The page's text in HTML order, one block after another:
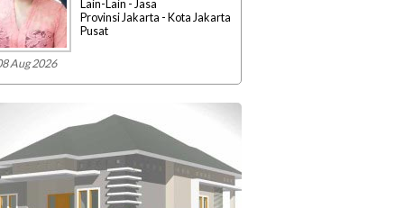
Aug 2026
Lain-Lain - Jasa
Provinsi Jakarta - Kota Jakarta
Pusat